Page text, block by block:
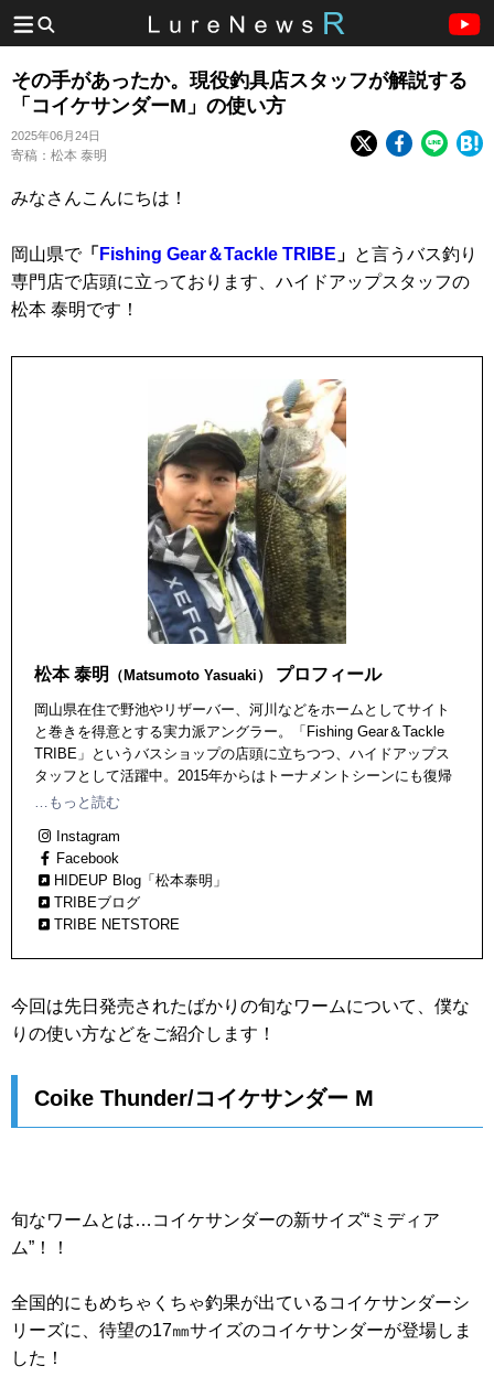
その手があったか。現役釣具店スタッフが解説する
「コイケサンダーM」の使い方
2025年06月24日
寄稿：松本 泰明
みなさんこんにちは！
岡山県で「 Fishing Gear＆Tackle TRIBE 」 と言うバス釣り
専門店で店頭に立っております、ハイドアップスタッフの
松本 泰明です！
松本 泰明 （Matsumoto Yasuaki） プロフィール
岡山県在住で野池やリザーバー、河川などをホームとしてサイト
と巻きを得意とする実力派アングラー。「Fishing Gear＆Tackle
TRIBE」というバスショップの店頭に立ちつつ、ハイドアップス
タッフとして活躍中。2015年からはトーナメントシーンにも復帰
している。 【Fishing Gear＆Tackle TRIBE】 〒701-0142 岡山県
…もっと読む
Instagram
Facebook
HIDEUP Blog「松本泰明」
TRIBEブログ
TRIBE NETSTORE
今回は先日発売されたばかりの旬なワームについて、僕な
りの使い方などをご紹介します！
Coike Thunder/コイケサンダー M
旬なワームとは…コイケサンダーの新サイズ“ミディア
ム”！！
全国的にもめちゃくちゃ釣果が出ているコイケサンダーシ
リーズに、待望の17㎜サイズのコイケサンダーが登場しま
した！